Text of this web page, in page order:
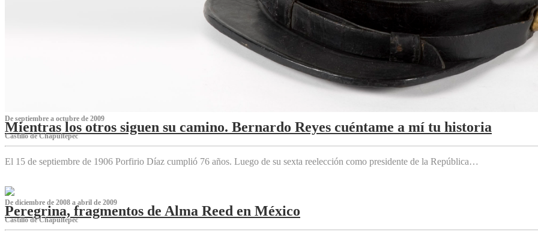
De septiembre a octubre de 2009
Mientras los otros siguen su camino. Bernardo Reyes cuéntame a mí tu historia
Castillo de Chapultepec
El 15 de septiembre de 1906 Porfirio Díaz cumplió 76 años. Luego de su sexta reelección como presidente de la República…
De diciembre de 2008 a abril de 2009
Peregrina, fragmentos de Alma Reed en México
Castillo de Chapultepec